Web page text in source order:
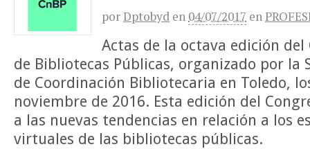
porDptobyd en 04/07/2017 en
Actas de la octava edición del
de Bibliotecas Públicas, organizado por la
de Coordinación Bibliotecaria en Toledo,
noviembre de 2016. Esta edición del
a las nuevas tendencias en relación a los
virtuales de las bibliotecas públicas.